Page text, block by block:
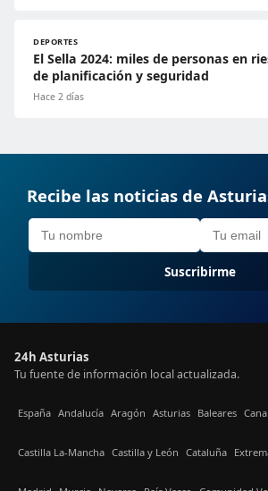
DEPORTES
El Sella 2024: miles de personas en
de planificación y seguridad
Hace 2 días
Recibe las noticias de
Suscribirme
24h Asturias
Tu fuente de información local actualizada.
España Andalucía Aragón Asturias Baleares
Castilla La-Mancha Castilla y León Cataluña